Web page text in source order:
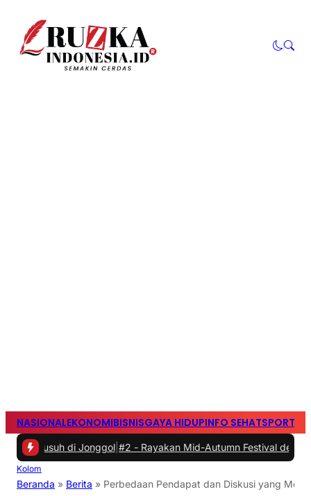
NASIONALEKONOMIBISNISGAYA HIDUPINFO SEHATSPORTS
di Jonggol |#2 -Rayakan Mid-Autumn Festival dengan
Kolom
Beranda » Berita » Perbedaan Pendapat dan Diskusi yang